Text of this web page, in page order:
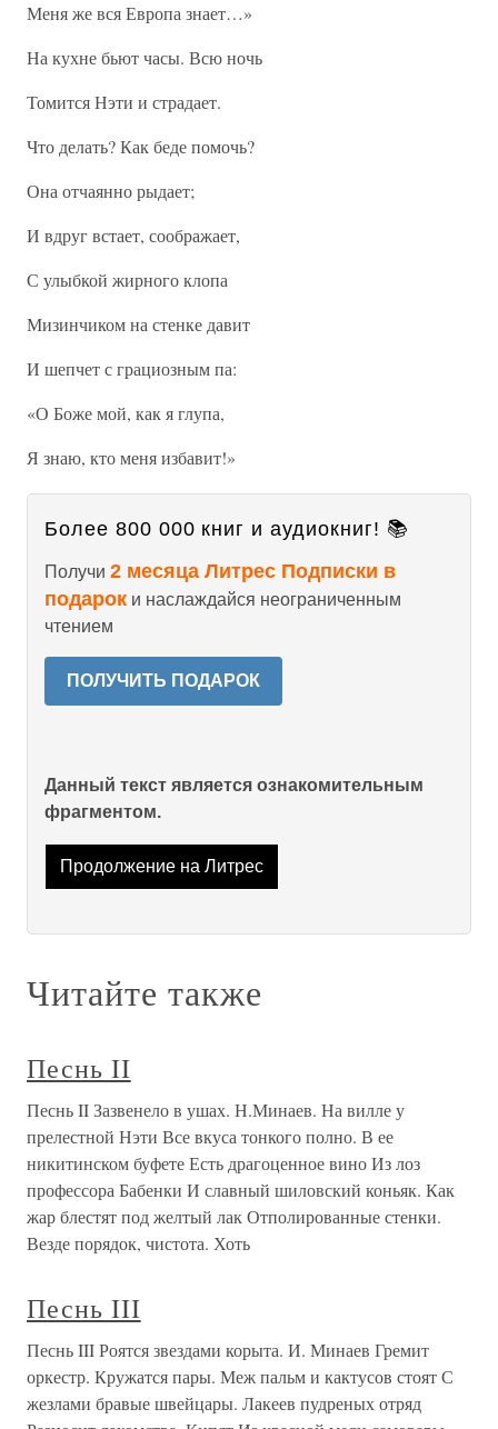
Меня же вся Европа знает…»
На кухне бьют часы. Всю ночь
Томится Нэти и страдает.
Что делать? Как беде помочь?
Она отчаянно рыдает;
И вдруг встает, соображает,
С улыбкой жирного клопа
Мизинчиком на стенке давит
И шепчет с грациозным па:
«О Боже мой, как я глупа,
Я знаю, кто меня избавит!»
Более 800 000 книг и аудиокниг! 📚
Получи 2 месяца Литрес Подписки в
подарок и наслаждайся неограниченным
чтением
ПОЛУЧИТЬ ПОДАРОК
Данный текст является ознакомительным
фрагментом.
Продолжение на Литрес
Читайте также
Песнь II
Песнь II Зазвенело в ушах. Н.Минаев. На вилле у
прелестной Нэти Все вкуса тонкого полно. В ее
никитинском буфете Есть драгоценное вино Из лоз
профессора Бабенки И славный шиловский коньяк. Как
жар блестят под желтый лак Отполированные стенки.
Везде порядок, чистота. Хоть
Песнь III
Песнь III Роятся звездами корыта. И. Минаев Гремит
оркестр. Кружатся пары. Меж пальм и кактусов стоят С
жезлами бравые швейцары. Лакеев пудреных отряд